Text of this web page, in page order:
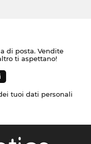
di posta. Vendite
ti aspettano!
tuoi dati personali